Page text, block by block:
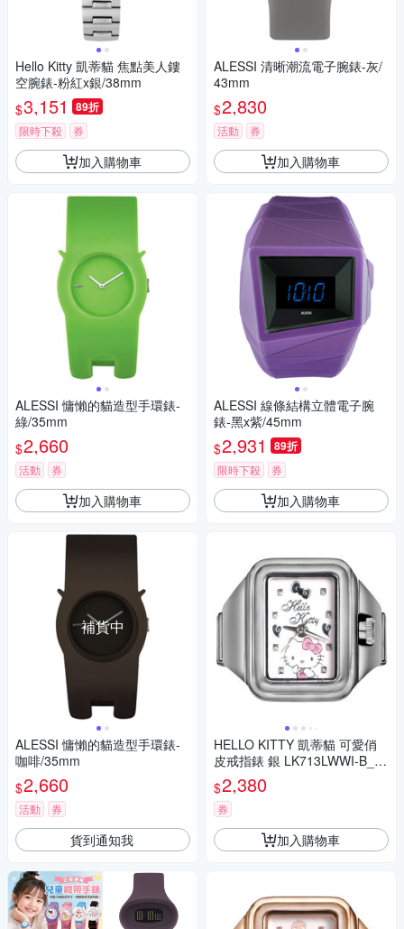
Hello Kitty 凱蒂貓 焦點美人鏤
空腕錶-粉紅x銀/38mm
$3,151 89折
限時下殺 券
加入購物車
ALESSI 慵懶的貓造型手環錶-
綠/35mm
$2,660
活動 券
加入購物車
補貨中
ALESSI 慵懶的貓造型手環錶-
咖啡/35mm
$2,660
活動 券
貨到通知我
ALESSI 清晰潮流電子腕錶-灰/
43mm
$2,830
活動 券
加入購物車
ALESSI 線條結構立體電子腕
錶-黑x紫/45mm
$2,931 89折
限時下殺 券
加入購物車
HELLO KITTY 凱蒂貓 可愛俏
皮戒指錶 銀 LK713LWWI-B_20
mm
$2,380
券
加入購物車